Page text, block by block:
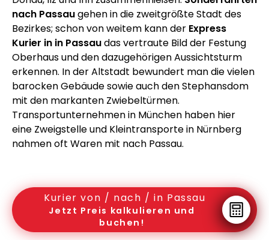
nach Passaugehen in die zweitgrößte Stadt des
Bezirkes; schon von weitem kann der Express
Kurier in in Passaudas vertraute Bild der Festung
Oberhaus und den dazugehörigen Aussichtsturm
erkennen. In der Altstadt bewundert man die vielen
barocken Gebäude sowie auch den Stephansdom
mit den markanten Zwiebeltürmen.
Transportunternehmen in München haben hier
eine Zweigstelle und Kleintransporte in Nürnberg
nahmen oft Waren mit nach Passau.
Kurier von / nach / in Passau
Jetzt Preis kalkulieren und
buchen!